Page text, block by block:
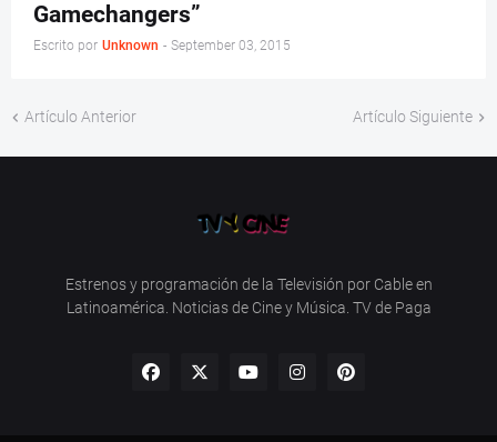
Gamechangers”
Escrito por Unknown - September 03, 2015
Artículo Anterior Artículo Siguiente
Estrenos y programación de la Televisión por Cable en
Latinoamérica. Noticias de Cine y Música. TV de Paga